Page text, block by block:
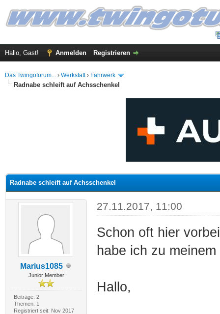
Hallo, Gast! Anmelden Registrieren
Das Twingoforum... › Werkstatt› Fahrwerk
Radnabe schleift auf Achsschenkel
Radnabe schleift auf Achsschenkel
Marius1085
Junior Member
Beiträge: 2
Themen: 1
Registriert seit: Nov 2017
27.11.2017, 11:00
Schon oft hier
habe ich zu
Hallo,